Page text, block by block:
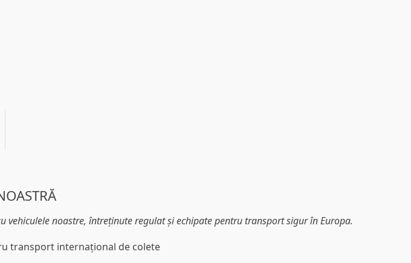
vehiculele noastre, întreținute regulat și echipate pentru transport sigur în Europa.